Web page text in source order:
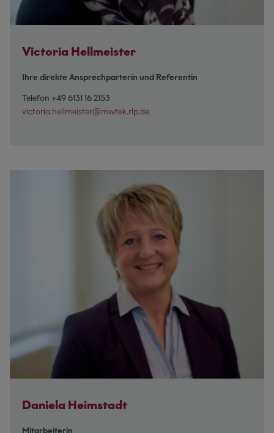
Victoria Hellmeister
Ihre direkte Ansprechparterin und Referentin
Telefon +49 6131 16 2153
victoria.hellmeister@mwtek.rlp.de
Daniela Heimstadt
Mitarbeiterin